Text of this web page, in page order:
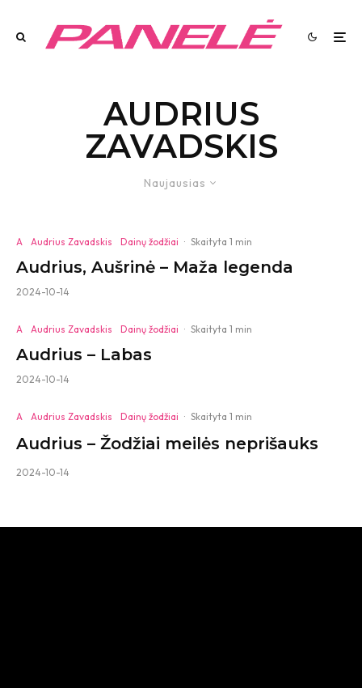
AUDRIUS
ZAVADSKIS
Naujausias
A Audrius Zavadskis Dainų žodžiai · Skaityta 1 min
Audrius, Aušrinė – Maža legenda
2024-10-14
A Audrius Zavadskis Dainų žodžiai · Skaityta 1 min
Audrius – Labas
2024-10-14
A Audrius Zavadskis Dainų žodžiai · Skaityta 1 min
Audrius – Žodžiai meilės neprišauks
2024-10-14